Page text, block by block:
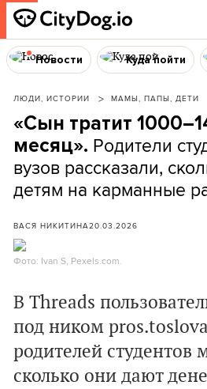
Новости Куда пойти
ЛЮДИ, ИСТОРИИ МАМЫ, ПАПЫ, ДЕТИ
«Сын тратит
месяц». Родители
вузов рассказали,
детям на карманные
ВАСЯ НИКИТИНА20.03.2026
Фото: Ivan S, Pexels.com.
В Threads
под ником pros.toslova
родителей студентов
сколько они дают